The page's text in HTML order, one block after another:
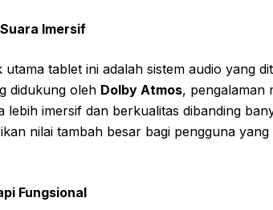
Imersif
utama tablet ini adalah sistem audio yang
didukung oleh Dolby Atmos, pengalaman
lebih imersif dan berkualitas dibanding
nilai tambah besar bagi pengguna
Fungsional